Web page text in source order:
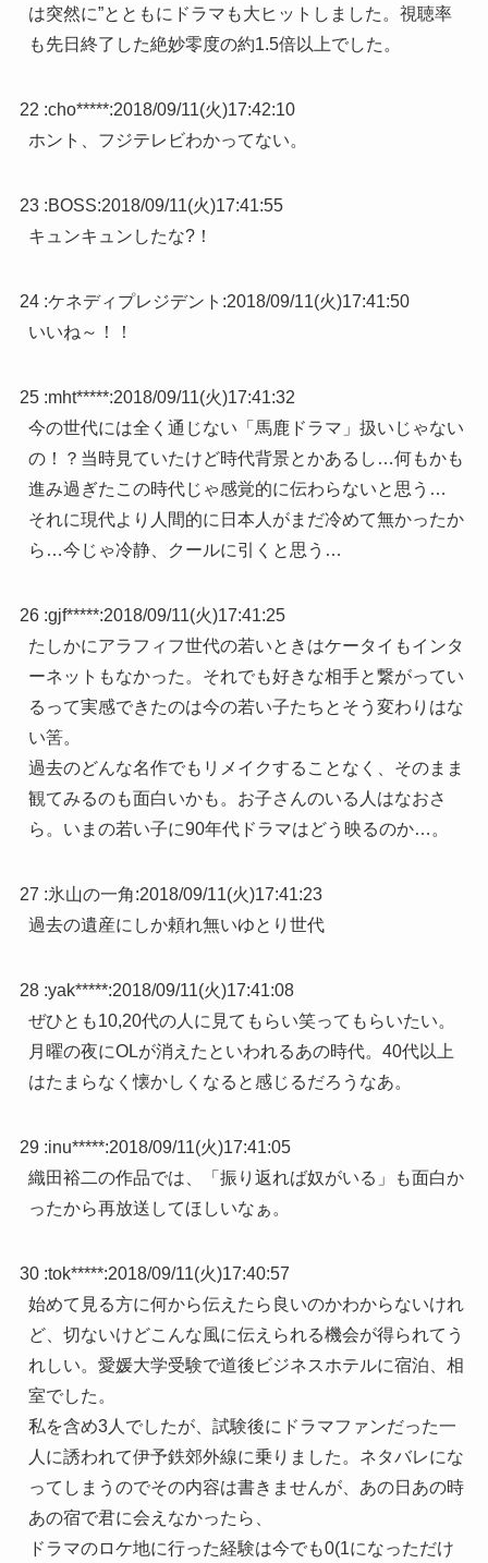
は突然に”とともにドラマも大ヒットしました。視聴率
も先日終了した絶妙零度の約1.5倍以上でした。
22 :cho*****:2018/09/11(火)17:42:10
ホント、フジテレビわかってない。
23 :BOSS:2018/09/11(火)17:41:55
キュンキュンしたな?！
24 :ケネディプレジデント :2018/09/11(火)17:41:50
いいね～！！
25 :mht*****:2018/09/11(火)17:41:32
今の世代には全く通じない「馬鹿ドラマ」扱いじゃない
の！？当時見ていたけど時代背景とかあるし…何もかも
進み過ぎたこの時代じゃ感覚的に伝わらないと思う…
それに現代より人間的に日本人がまだ冷めて無かったか
ら…今じゃ冷静、クールに引くと思う…
26 :gjf*****:2018/09/11(火)17:41:25
たしかにアラフィフ世代の若いときはケータイもインタ
ーネットもなかった。それでも好きな相手と繋がってい
るって実感できたのは今の若い子たちとそう変わりはな
い筈。
過去のどんな名作でもリメイクすることなく、そのまま
観てみるのも面白いかも。お子さんのいる人はなおさ
ら。いまの若い子に90年代ドラマはどう映るのか…。
27 :氷山の一角:2018/09/11(火)17:41:23
過去の遺産にしか頼れ無いゆとり世代
28 :yak*****:2018/09/11(火)17:41:08
ぜひとも10,20代の人に見てもらい笑ってもらいたい。
月曜の夜にOLが消えたといわれるあの時代。40代以上
はたまらなく懐かしくなると感じるだろうなあ。
29 :inu*****:2018/09/11(火)17:41:05
織田裕二の作品では、「振り返れば奴がいる」も面白か
ったから再放送してほしいなぁ。
30 :tok*****:2018/09/11(火)17:40:57
始めて見る方に何から伝えたら良いのかわからないけれ
ど、切ないけどこんな風に伝えられる機会が得られてう
れしい。愛媛大学受験で道後ビジネスホテルに宿泊、相
室でした。
私を含め3人でしたが、試験後にドラマファンだった一
人に誘われて伊予鉄郊外線に乗りました。ネタバレにな
ってしまうのでその内容は書きませんが、あの日あの時
あの宿で君に会えなかったら、
ドラマのロケ地に行った経験は今でも0(1になっただけ